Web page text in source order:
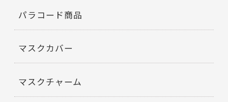
パラコード商品
マスクカバー
マスクチャーム